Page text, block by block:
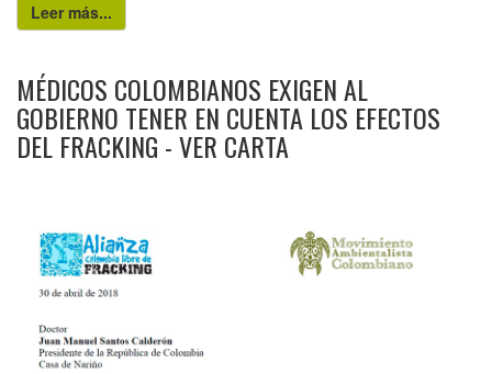
Leer más...
MÉDICOS COLOMBIANOS EXIGEN AL
GOBIERNO TENER EN CUENTA LOS EFECTOS
DEL FRACKING - VER CARTA